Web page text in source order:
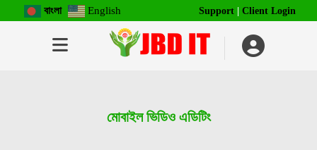
বাংলা English Support Client Login
মোবাইল ভিডিও এডিটিং